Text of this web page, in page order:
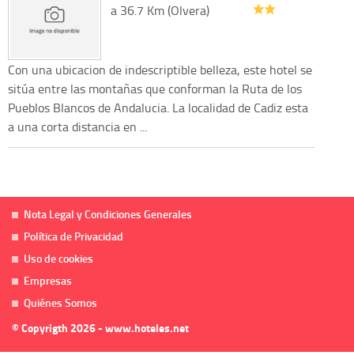
a 36.7 Km (Olvera)
Con una ubicacion de indescriptible belleza, este hotel se
sitúa entre las montañas que conforman la Ruta de los
Pueblos Blancos de Andalucia. La localidad de Cadiz esta
a una corta distancia en ...
Nota Legal y Condiciones Generales
Política de Privacidad
Uso de cookies
Empresas
Quiénes Somos
© Copyrigth 2026 - www.hoteles.net